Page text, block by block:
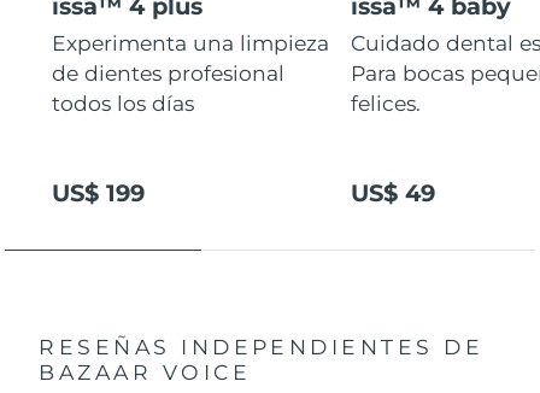
issa™ 4 plus
Experimenta una limpieza
de dientes profesional
todos los días
US$ 199
issa™ 4 baby
Cuidado dental
Para bocas
felices.
US$ 49
RESEÑAS INDEPENDIENTES
DE
BAZAAR VOICE